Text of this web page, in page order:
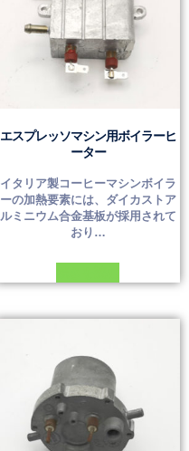
エスプレッソマシン用ボイラーヒ
ーター
イタリア製コーヒーマシンボイラ
ーの加熱要素には、ダイカストア
ルミニウム合金基板が採用されて
おり…